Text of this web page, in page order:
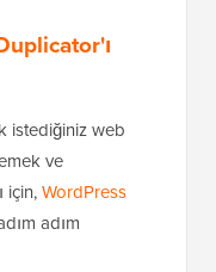
istediğiniz web
ve
için,WordPress
adım